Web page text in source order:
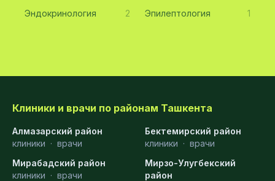
Эндокринология 2 Эпилептология 1
Клиники и врачи по районам Ташкента
Алмазарский район
клиники · врачи
Бектемирский район
клиники · врачи
Мирабадский район
клиники · врачи
Мирзо-Улугбекский
район